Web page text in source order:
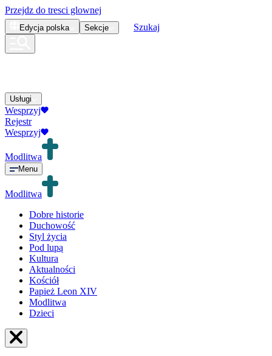
Przejdz do tresci glownej
Edycja polska Sekcje Szukaj
Usługi
Wesprzyj
Rejestr
Wesprzyj
Modlitwa
Menu
Modlitwa
Dobre historie
Duchowość
Styl życia
Pod lupą
Kultura
Aktualności
Kościół
Papież Leon XIV
Modlitwa
Dzieci